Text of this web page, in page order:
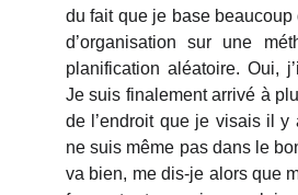
du fait que je base beaucoup
d’organisation sur une
planification aléatoire. Oui,
Je suis finalement arrivé à
de l’endroit que je visais il y
ne suis même pas dans le
va bien, me dis-je alors que